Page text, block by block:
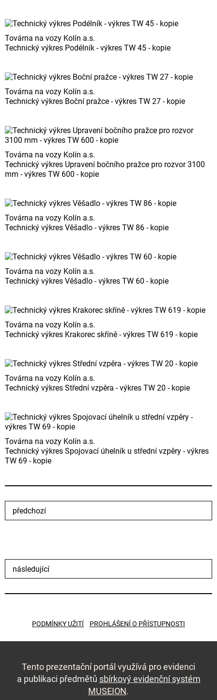
Továrna na vozy Kolín a.s.
Technický výkres Podélník - výkres TW 45 - kopie
Továrna na vozy Kolín a.s.
Technický výkres Boční pražce - výkres TW 27 - kopie
Továrna na vozy Kolín a.s.
Technický výkres Upravení bočního pražce pro rozvor 3100
mm - výkres TW 600 - kopie
Továrna na vozy Kolín a.s.
Technický výkres Věšadlo - výkres TW 86 - kopie
Továrna na vozy Kolín a.s.
Technický výkres Věšadlo - výkres TW 60 - kopie
Továrna na vozy Kolín a.s.
Technický výkres Krakorec skříně - výkres TW 619 - kopie
Továrna na vozy Kolín a.s.
Technický výkres Střední vzpěra - výkres TW 20 - kopie
Továrna na vozy Kolín a.s.
Technický výkres Spojovací úhelník u střední vzpěry - výkres
TW 69 - kopie
předchozí
následující
PODMÍNKY UŽITÍ PROHLÁŠENÍ O PŘÍSTUPNOSTI
Tento prezentační portál využívá pro evidenci
a publikaci předmětů sbírkový evidenční systém
MUSEION.